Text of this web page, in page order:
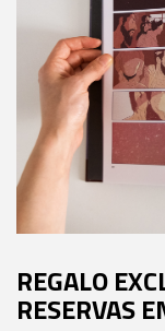
REGALO
RESERVAS